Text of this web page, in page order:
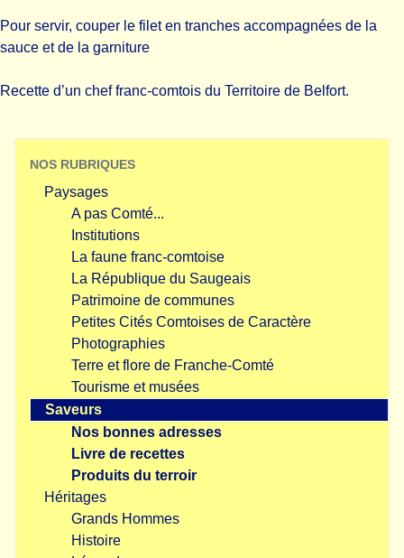
Pour servir, couper le filet en tranches accompagnées de la
sauce et de la garniture
Recette d’un chef franc-comtois du Territoire de Belfort.
NOS RUBRIQUES
Paysages
A pas Comté...
Institutions
La faune franc-comtoise
La République du Saugeais
Patrimoine de communes
Petites Cités Comtoises de Caractère
Photographies
Terre et flore de Franche-Comté
Tourisme et musées
Saveurs
Nos bonnes adresses
Livre de recettes
Produits du terroir
Héritages
Grands Hommes
Histoire